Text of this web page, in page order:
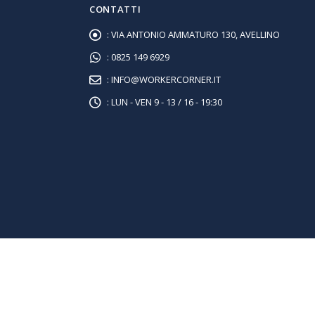
CONTATTI
: VIA ANTONIO AMMATURO 130, AVELLINO
: 0825 149 6929
: INFO@WORKERCORNER.IT
: LUN - VEN 9 - 13 / 16 - 19:30